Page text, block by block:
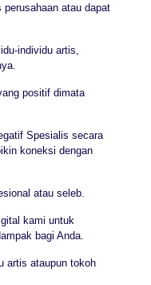
atau dapat
individu artis,
positif dimata
Spesialis secara
koneksi dengan
atau seleb.
kami untuk
bagi Anda.
artis ataupun tokoh